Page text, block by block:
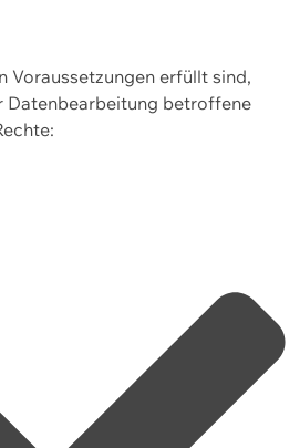
Voraussetzungen erfüllt sind,
Datenbearbeitung betroffene